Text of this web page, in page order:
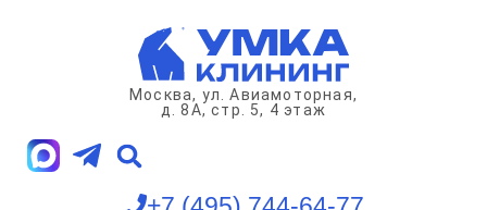
Москва, ул. Авиамоторная,
д. 8А, стр. 5, 4 этаж